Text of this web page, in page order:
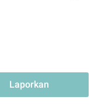
Laporkan